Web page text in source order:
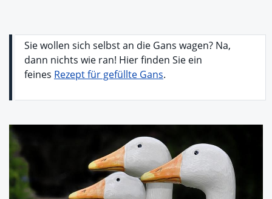
Sie wollen sich selbst an die Gans wagen? Na,
dann nichts wie ran! Hier finden Sie ein
feines Rezept für gefüllte Gans.